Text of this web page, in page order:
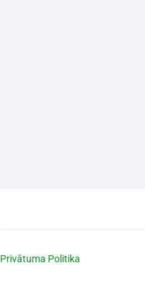
Privātuma Politika